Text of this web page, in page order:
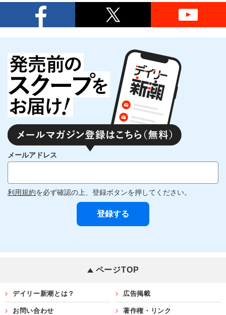
メールアドレス
利用規約を必ず確認の上、登録ボタンを押してください。
ページTOP
デイリー新潮とは？ 広告掲載
お問い合わせ 著作権・リンク